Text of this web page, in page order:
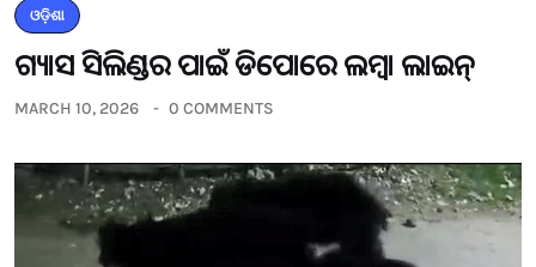
ଓଡ଼ିଶା
ଗ୍ୟାସ ସିଲିଣ୍ଡର ପାଇଁ ଡିପୋରେ ଲମ୍ବା ଲାଇନ୍
MARCH 10, 2026 0 COMMENTS